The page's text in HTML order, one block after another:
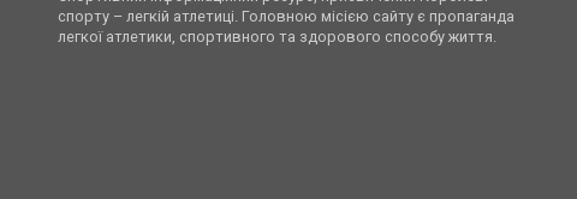
спорту – легкій атлетиці. Головною місією сайту є пропаганда
легкої атлетики, спортивного та здорового способу життя.